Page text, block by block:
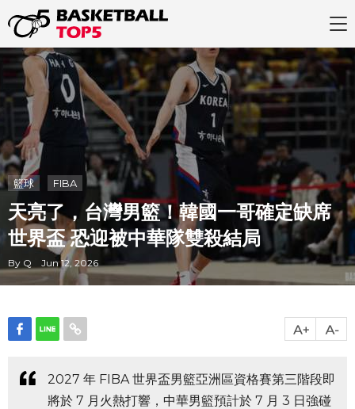
籃球 FIBA
天亮了，台灣男籃！韓國一哥確定缺席
世界盃 恐迎被中華隊雙殺結局
By Q Jun 12, 2026
2027 年 FIBA 世界盃男籃亞洲區資格賽第三階段即
將於 7 月火熱打響，中華男籃預計於 7 月 3 日強碰